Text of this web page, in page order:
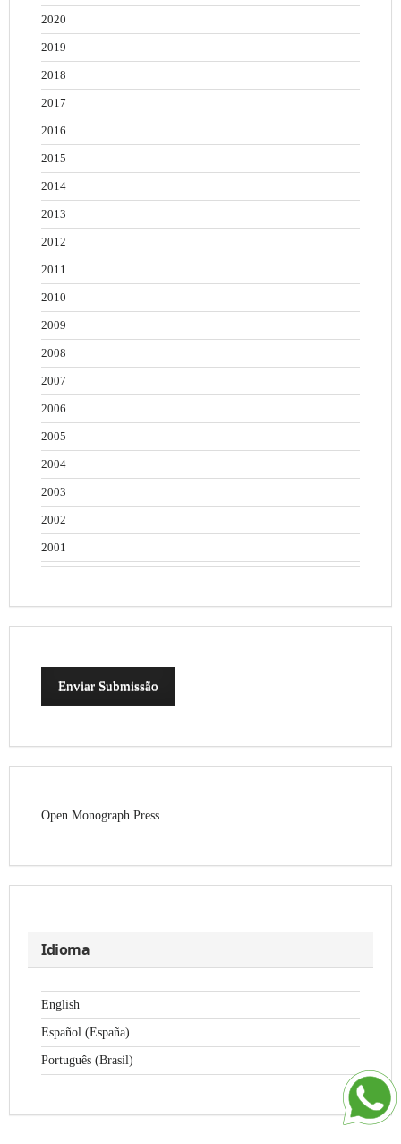
2020
2019
2018
2017
2016
2015
2014
2013
2012
2011
2010
2009
2008
2007
2006
2005
2004
2003
2002
2001
Enviar Submissão
Open Monograph Press
Idioma
English
Español (España)
Português (Brasil)